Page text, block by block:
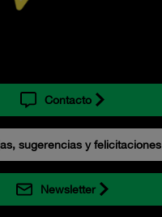
Contacto
sugerencias y felicitaciones
Newsletter